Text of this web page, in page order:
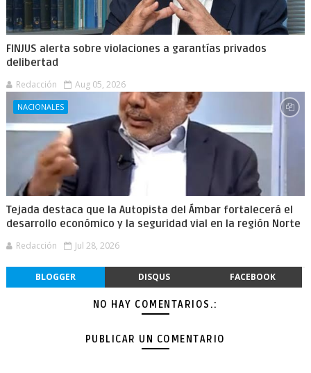
FINJUS alerta sobre violaciones a garantías privados
delibertad
Redacción Aug 05, 2026
NACIONALES
Tejada destaca que la Autopista del Ámbar fortalecerá el
desarrollo económico y la seguridad vial en la región Norte
Redacción Jul 28, 2026
BLOGGER DISQUS FACEBOOK
NO HAY COMENTARIOS.:
PUBLICAR UN COMENTARIO